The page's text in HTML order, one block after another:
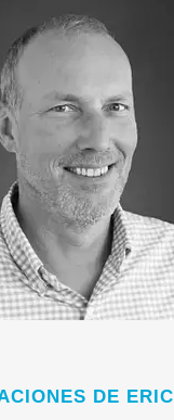
DE ERIC